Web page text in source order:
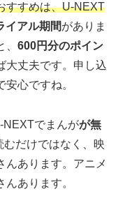
すすめは、U-NEXT
イアル期間がありま
600円分のポイン
大丈夫です。申し込
心ですね。
NEXTでまんがが無
だけではなく、映
んあります。アニメ
あります。